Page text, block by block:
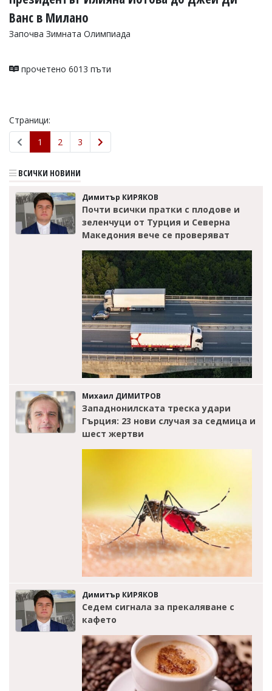
Ванс в Милано
Започва Зимната Олимпиада
прочетено 6013 пъти
Страници:
1
2 3
ВСИЧКИ НОВИНИ
Димитър КИРЯКОВ
Почти всички пратки с плодове и
зеленчуци от Турция и Северна
Македония вече се проверяват
Михаил ДИМИТРОВ
Западнонилската треска удари
Гърция: 23 нови случая за седмица и
шест жертви
Димитър КИРЯКОВ
Седем сигнала за прекаляване с
кафето